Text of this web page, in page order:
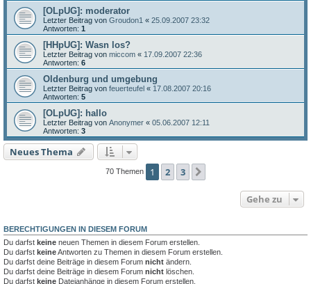
[OLpUG]: moderator
Letzter Beitrag von Groudon1 « 25.09.2007 23:32
Antworten: 1
[HHpUG]: Wasn los?
Letzter Beitrag von miccom « 17.09.2007 22:36
Antworten: 6
Oldenburg und umgebung
Letzter Beitrag von feuerteufel « 17.08.2007 20:16
Antworten: 5
[OLpUG]: hallo
Letzter Beitrag von Anonymer « 05.06.2007 12:11
Antworten: 3
Neues Thema
70 Themen 1 2 3
Gehe zu
BERECHTIGUNGEN IN DIESEM FORUM
Du darfst keine neuen Themen in diesem Forum erstellen.
Du darfst keineAntworten zu Themen in diesem Forum erstellen.
Du darfst deine Beiträge in diesem Forum nicht ändern.
Du darfst deine Beiträge in diesem Forum nicht löschen.
Du darfst keine Dateianhänge in diesem Forum erstellen.